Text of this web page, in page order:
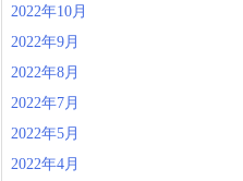
2022年10月
2022年9月
2022年8月
2022年7月
2022年5月
2022年4月